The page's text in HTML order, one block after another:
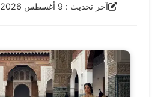
آخر تحديث:
آخر تحديث : 9 أغسطس 2026